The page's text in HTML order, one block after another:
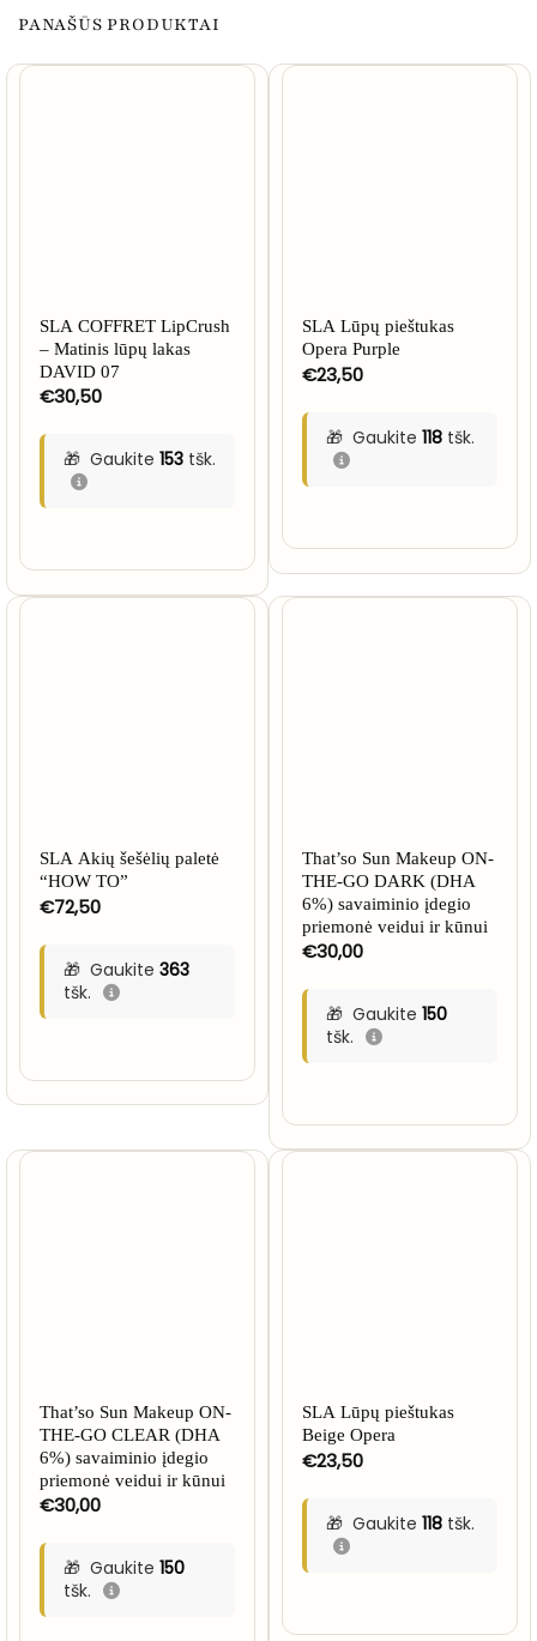
PANAŠŪS PRODUKTAI
SLA COFFRET LipCrush
– Matinis lūpų lakas
DAVID 07
€30,50
Gaukite 153tšk.
SLA Lūpų pieštukas
Opera Purple
€23,50
Gaukite 118tšk.
SLA Akių šešėlių paletė
“HOW TO”
€72,50
Gaukite 363
tšk.
That’so Sun Makeup ON-
THE-GO DARK (DHA
6%) savaiminio įdegio
priemonė veidui ir kūnui
€30,00
Gaukite 150
tšk.
That’so Sun Makeup ON-
THE-GO CLEAR (DHA
6%) savaiminio įdegio
priemonė veidui ir kūnui
€30,00
Gaukite 150
tšk.
SLA Lūpų pieštukas
Beige Opera
€23,50
Gaukite 118tšk.